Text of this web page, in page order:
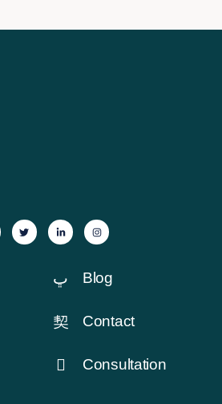
Blog
Contact
Consultation